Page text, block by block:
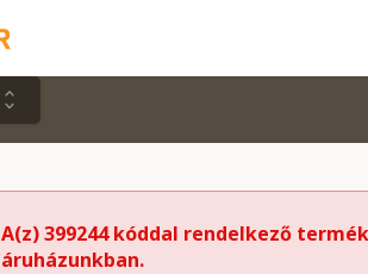
A(z) 399244 kóddal rendelkező
áruházunkban.